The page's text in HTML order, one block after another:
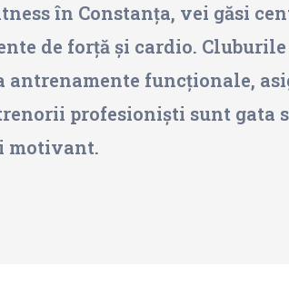
în Constanța, vei găsi
de forță și cardio.
antrenamente funcționale,
profesioniști sunt gata
motivant.